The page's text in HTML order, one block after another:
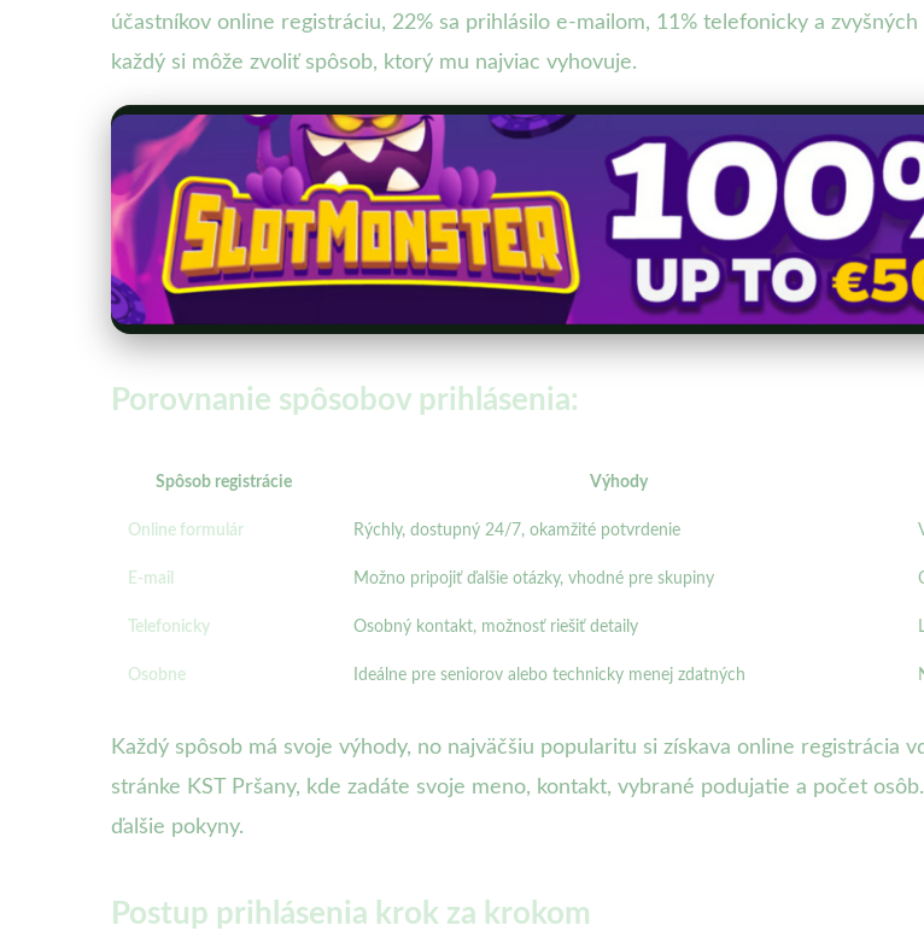
účastníkov online registráciu, 22% sa prihlásilo e-mailom, 11% telefonicky a
každý si môže zvoliť spôsob, ktorý mu najviac vyhovuje.
Porovnanie spôsobov prihlásenia:
Spôsob registrácie Výhody
Online formulár Rýchly, dostupný 24/7, okamžité potvrdenie
E-mail Možno pripojiť ďalšie otázky, vhodné pre skupiny
Telefonicky Osobný kontakt, možnosť riešiť detaily
Osobne Ideálne pre seniorov alebo technicky menej zdatných
Každý spôsob má svoje výhody, no najväčšiu popularitu si získava online
stránke KST Pršany, kde zadáte svoje meno, kontakt, vybrané podujatie a počet
ďalšie pokyny.
Postup prihlásenia krok za krokom